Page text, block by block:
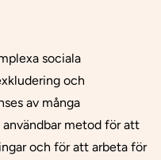
sociala
och
av många
metod för att
och för att arbeta för